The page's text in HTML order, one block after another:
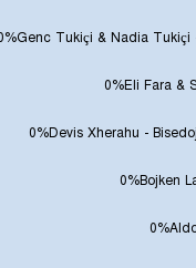
Genc Tukiçi & Nadia
0%
Eli Fara &
0%
Devis Xherahu -
0%
Bojken
0%
0%